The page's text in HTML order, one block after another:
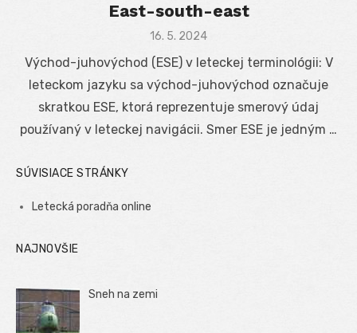
East-south-east
Posted
16. 5. 2024
Východ-juhovýchod (ESE) v leteckej terminológii: V
leteckom jazyku sa východ-juhovýchod označuje
skratkou ESE, ktorá reprezentuje smerový údaj
používaný v leteckej navigácii. Smer ESE je jedným …
SÚVISIACE STRÁNKY
Letecká poradňa online
NAJNOVŠIE
Sneh na zemi